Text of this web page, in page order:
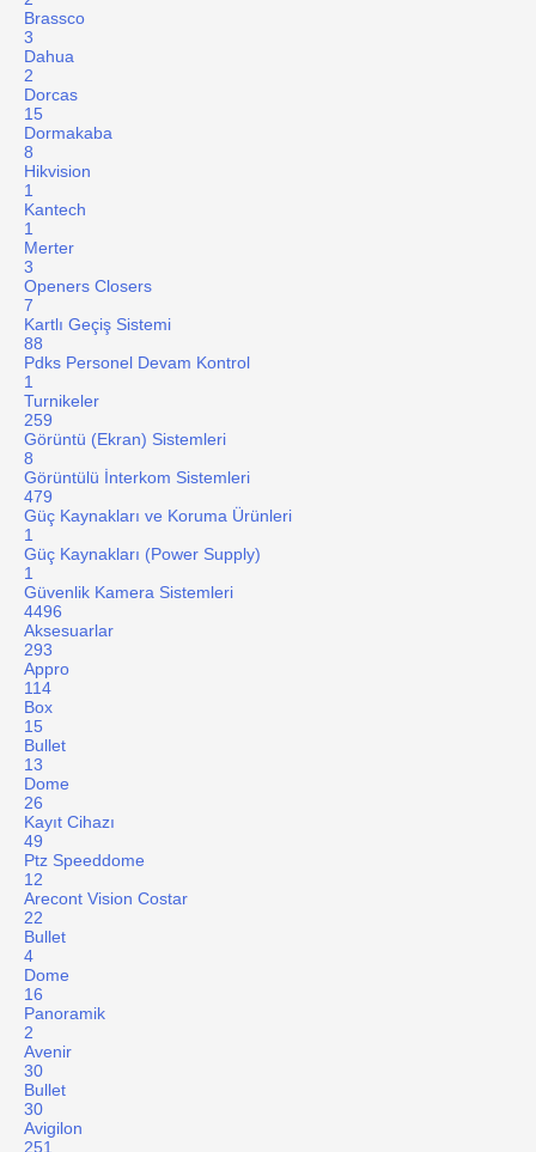
Brassco
3
Dahua
2
Dorcas
15
Dormakaba
8
Hikvision
1
Kantech
1
Merter
3
Openers Closers
7
Kartlı Geçiş Sistemi
88
Pdks Personel Devam Kontrol
1
Turnikeler
259
Görüntü (Ekran) Sistemleri
8
Görüntülü İnterkom Sistemleri
479
Güç Kaynakları ve Koruma Ürünleri
1
Güç Kaynakları (Power Supply)
1
Güvenlik Kamera Sistemleri
4496
Aksesuarlar
293
Appro
114
Box
15
Bullet
13
Dome
26
Kayıt Cihazı
49
Ptz Speeddome
12
Arecont Vision Costar
22
Bullet
4
Dome
16
Panoramik
2
Avenir
30
Bullet
30
Avigilon
251